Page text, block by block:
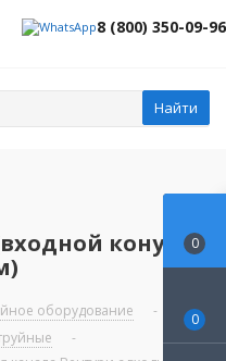
8 (800) 350-09-96
Найти
конус
оборудование
-
-
0
0